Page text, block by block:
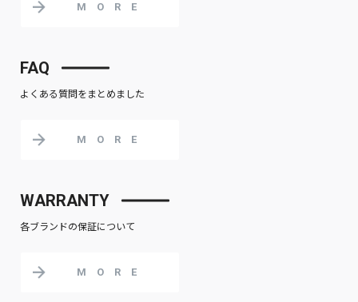
MORE
FAQ
よくある質問をまとめました
MORE
WARRANTY
各ブランドの保証について
MORE